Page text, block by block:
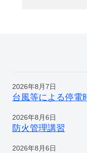
2026年8月7日
台風等による停電
2026年8月6日
防火管理講習
2026年8月6日